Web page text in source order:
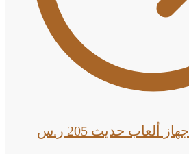
جهاز ألعاب حديث 205 ر.س